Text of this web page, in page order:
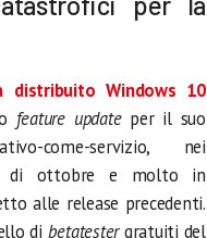
distribuito Windows 10
feature updateper il suo
come-servizio, nei
di ottobre e molto in
alle release precedenti.
di betatestergratuiti del